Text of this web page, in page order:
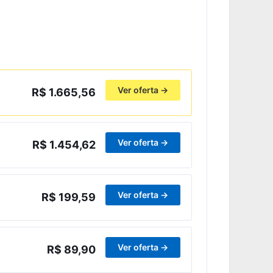
R$ 1.665,56 Ver oferta →
R$ 1.454,62 Ver oferta →
R$ 199,59 Ver oferta →
R$ 89,90 Ver oferta →